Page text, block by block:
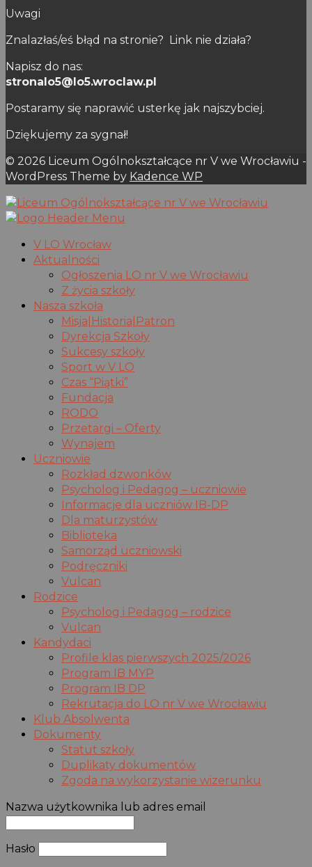
Uwagi
Znalazłaś/eś błąd na stronie? Link nie działa?
Napisz do nas:
stronalo5@lo5.wroclaw.pl
Postaramy się naprawić usterkę jak najszybciej.
Dziękujemy za sygnał!
© 2026 Liceum Ogólnokształcące nr V we Wrocławiu -
WordPress Theme by Kadence WP
V LO Wrocław
Aktualności
Ogłoszenia LO nr V we Wrocławiu
Z życia szkoły
Nasza szkoła
Misja|Historia|Patron
Dyrekcja Szkoły
Sukcesy szkoły
Sport w V LO
Czas “Piątki”
Fundacja
RODO
Przetargi – Oferty
Wynajem
Uczniowie
Rozkład dzwonków
Psycholog i Pedagog – uczniowie
Informacje dla uczniów IB-DP
Dla maturzystów
Biblioteka
Samorząd uczniowski
Podręczniki
Vulcan
Rodzice
Psycholog i Pedagog – rodzice
Vulcan
Kandydaci
Profile klas pierwszych 2025/2026
Program IB MYP
Program IB DP
Rekrutacja do LO nr V we Wrocławiu
Klub Absolwenta
Dokumenty
Statut szkoły
Duplikaty dokumentów
Zgoda na wykorzystanie wizerunku
Nazwa użytkownika lub adres email
Hasło